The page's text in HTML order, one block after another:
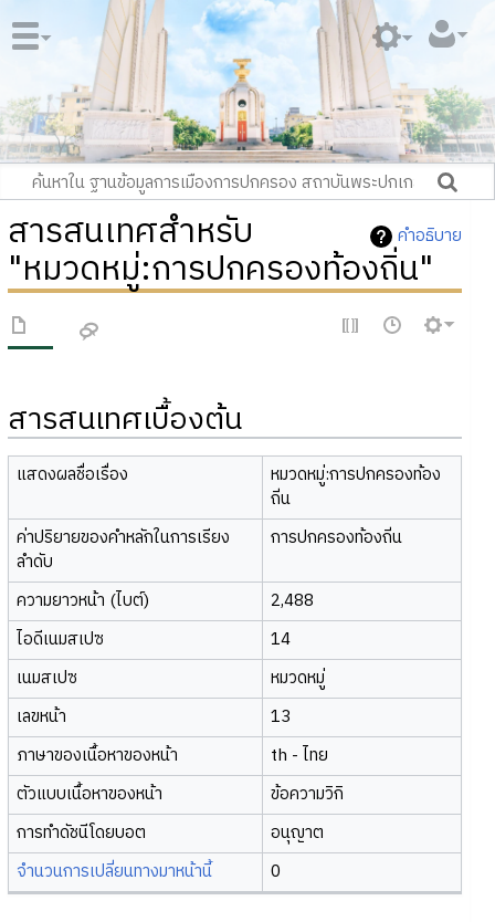
คำอธิบาย
สารสนเทศสำหรับ
"หมวดหมู่:การปกครองท้องถิ่น"
สารสนเทศเบื้องต้น
แสดงผลชื่อเรื่อง
หมวดหมู่:การปกครองท้อง
ถิ่น
ค่าปริยายของคำหลักในการเรียง
ลำดับ
การปกครองท้องถิ่น
ความยาวหน้า (ไบต์)
2,488
ไอดีเนมสเปซ
14
เนมสเปซ
หมวดหมู่
เลขหน้า
13
ภาษาของเนื้อหาของหน้า
th - ไทย
ตัวแบบเนื้อหาของหน้า
ข้อความวิกิ
การทำดัชนีโดยบอต
อนุญาต
จำนวนการเปลี่ยนทางมาหน้านี้
0